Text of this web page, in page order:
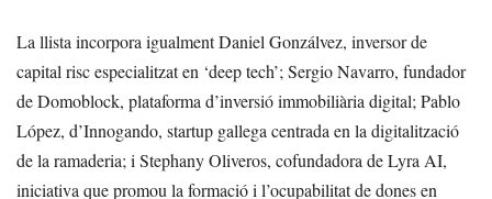
La llista incorpora igualment Daniel Gonzálvez, inversor de
capital risc especialitzat en ‘deep tech’; Sergio Navarro, fundador
de Domoblock, plataforma d’inversió immobiliària digital; Pablo
López, d’Innogando, startup gallega centrada en la digitalització
de la ramaderia; i Stephany Oliveros, cofundadora de Lyra AI,
iniciativa que promou la formació i l’ocupabilitat de dones en